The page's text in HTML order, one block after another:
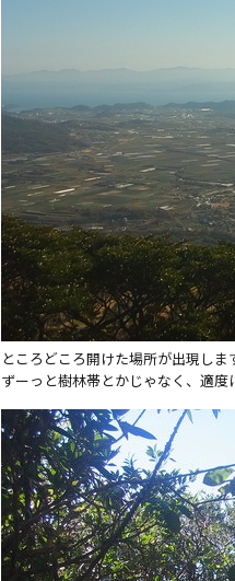
ところどころ開けた場所が出現しま
ずーっと樹林帯とかじゃなく、適度